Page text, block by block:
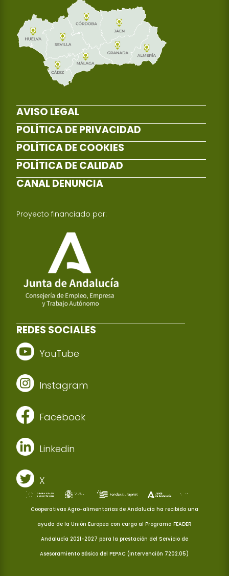
AVISO LEGAL
POLÍTICA DE PRIVACIDAD
POLÍTICA DE COOKIES
POLÍTICA DE CALIDAD
CANAL DENUNCIA
Proyecto financiado por:
REDES SOCIALES
YouTube
Instagram
Facebook
Linkedin
X
Cooperativas Agro-alimentarias de Andalucía ha recibido una
ayuda de la Unión Europea con cargo al Programa FEADER
Andalucía 2021-2027 para la prestación del Servicio de
Asesoramiento Básico del PEPAC (Intervención 7202.05)